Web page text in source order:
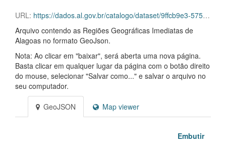
URL: https://dados.al.gov.br/catalogo/dataset/9ffcb9e3-5757-4921-a1d7-d82a30f73d1b/resource/0e9f9a54-9de0-4158-8ebf-422a226d6543/download/regioesgeograficasimediatasal.geojson
Arquivo contendo as Regiões Geográficas Imediatas de
Alagoas no formato GeoJson.
Nota: Ao clicar em "baixar", será aberta uma nova página.
Basta clicar em qualquer lugar da página com o botão direito
do mouse, selecionar "Salvar como..." e salvar o arquivo no
seu computador.
GeoJSON Map viewer
Embutir